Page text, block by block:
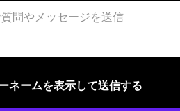
ネームを表示して送信する